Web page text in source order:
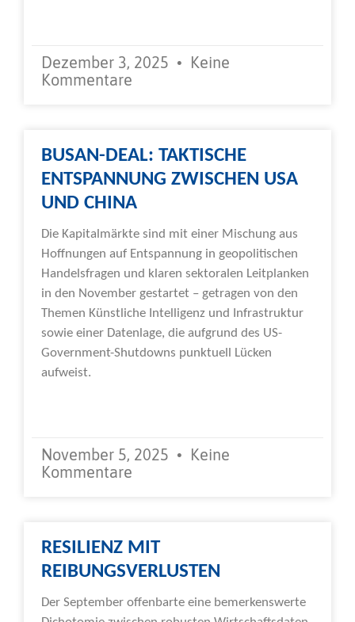
Dezember 3, 2025
Keine
Kommentare
BUSAN-DEAL: TAKTISCHE
ENTSPANNUNG ZWISCHEN USA
UND CHINA
Die Kapitalmärkte sind mit einer Mischung aus
Hoffnungen auf Entspannung in geopolitischen
Handelsfragen und klaren sektoralen Leitplanken
in den November gestartet – getragen von den
Themen Künstliche Intelligenz und Infrastruktur
sowie einer Datenlage, die aufgrund des US-
Government-Shutdowns punktuell Lücken
aufweist.
November 5, 2025
Keine
Kommentare
RESILIENZ MIT
REIBUNGSVERLUSTEN
Der September offenbarte eine bemerkenswerte